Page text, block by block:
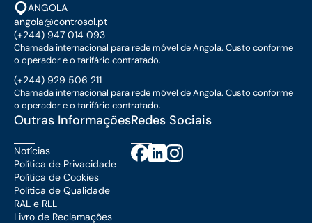
ANGOLA
angola@controsol.pt
(+244) 947 014 093
Chamada internacional para rede móvel de Angola. Custo conforme
o operador e o tarifário contratado.
(+244) 929 506 211
Chamada internacional para rede móvel de Angola. Custo conforme
o operador e o tarifário contratado.
Outras Informações
Notícias
Política de Privacidade
Política de Cookies
Política de Qualidade
RAL e RLL
Livro de Reclamações
Redes Sociais